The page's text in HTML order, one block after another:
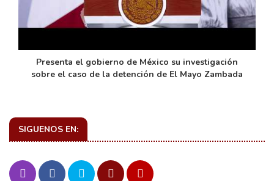
Presenta el gobierno de México su investigación
sobre el caso de la detención de El Mayo Zambada
SIGUENOS EN: